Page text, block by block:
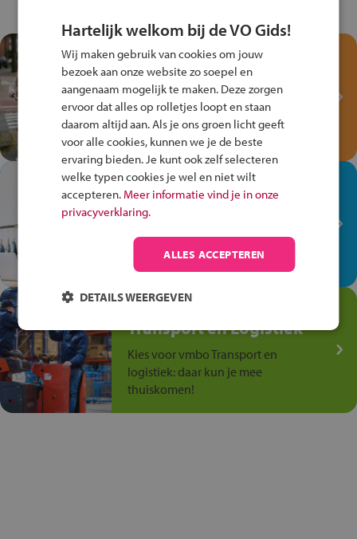
Test je kennis met het
Fiets Veilig
Verkeersspel!
Speel het Fiets Veilig Verkeersspel
en win een Cortina-fiets!
In de winkel ben je op je
plek!
op de winkelvloer, waar elke dag
anders is!
Jouw talent in de
Transport en Logistiek
Kies voor vmbo Transport en
logistiek: daar kun je mee
thuiskomen!
Hartelijk welkom bij de VO Gids!
Wij maken gebruik van cookies om jouw
bezoek aan onze website zo soepel en
aangenaam mogelijk te maken. Deze zorgen
ervoor dat alles op rolletjes loopt en staan
daarom altijd aan. Als je ons groen licht geeft
voor alle cookies, kunnen we je de beste
ervaring bieden. Je kunt ook zelf selecteren
welke typen cookies je wel en niet wilt
accepteren. Meer informatie vind je in onze
privacyverklaring.
ALLES ACCEPTEREN
DETAILS WEERGEVEN